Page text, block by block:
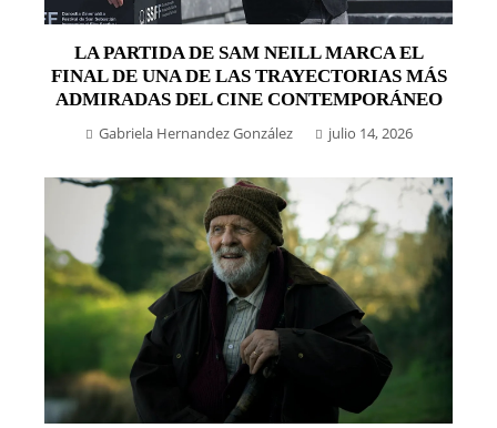
LA PARTIDA DE SAM NEILL MARCA EL
FINAL DE UNA DE LAS TRAYECTORIAS MÁS
ADMIRADAS DEL CINE CONTEMPORÁNEO
Gabriela Hernandez González julio 14, 2026